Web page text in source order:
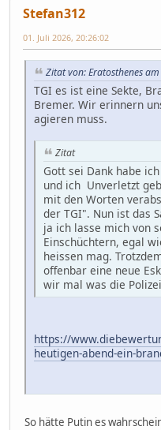
Stefan312
01. Juli 2026, 20:26:02
Zitat von: Eratosthenes
TGI es ist eine Sekte,
Bremer. Wir erinnern
agieren muss.
Zitat
Gott sei Dank habe
und ich Unverletzt
mit den Worten
der TGI". Nun ist das
ja ich lasse mich von
Einschüchtern, egal
heissen mag.
offenbar eine neue
wir mal was die
https://
heutigen-abend-ein-
So hätte Putin es